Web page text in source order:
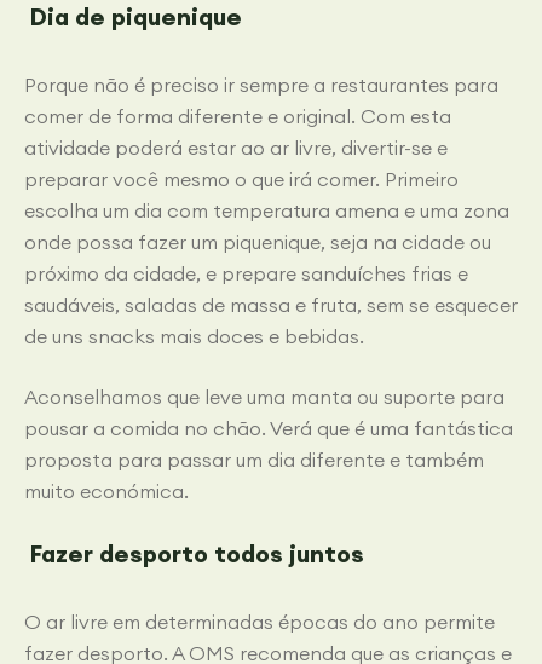
Dia de piquenique
Porque não é preciso ir sempre a restaurantes para
comer de forma diferente e original. Com esta
atividade poderá estar ao ar livre, divertir-se e
preparar você mesmo o que irá comer. Primeiro
escolha um dia com temperatura amena e uma zona
onde possa fazer um piquenique, seja na cidade ou
próximo da cidade, e prepare sanduíches frias e
saudáveis, saladas de massa e fruta, sem se esquecer
de uns snacks mais doces e bebidas.
Aconselhamos que leve uma manta ou suporte para
pousar a comida no chão. Verá que é uma fantástica
proposta para passar um dia diferente e também
muito económica.
Fazer desporto todos juntos
O ar livre em determinadas épocas do ano permite
fazer desporto. A OMS recomenda que as crianças e